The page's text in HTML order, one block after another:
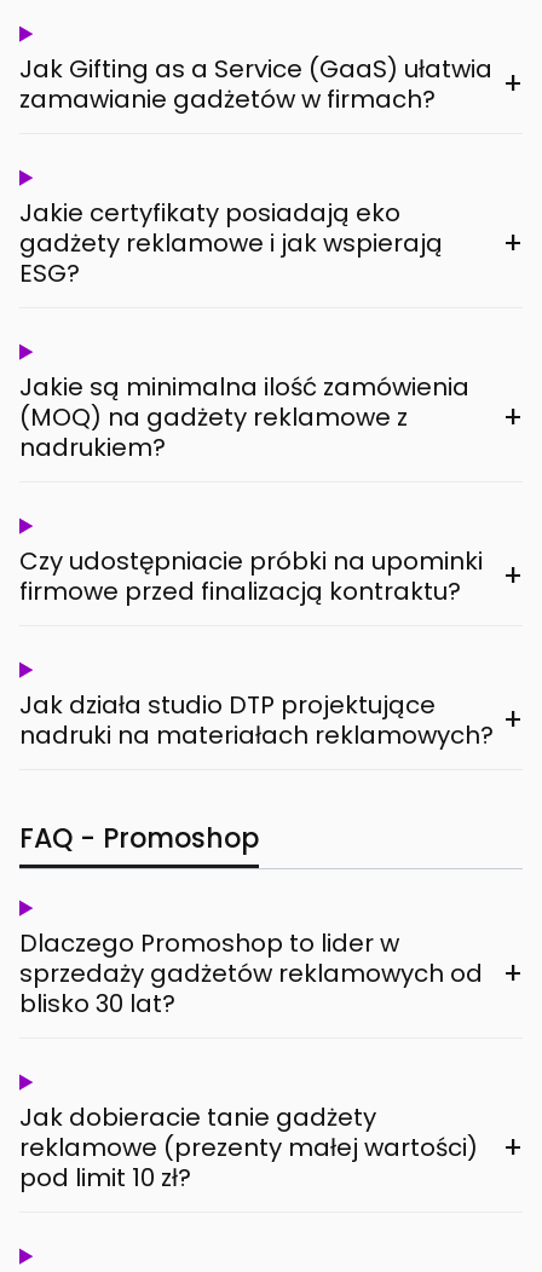
Jak Gifting as a Service (GaaS) ułatwia
zamawianie gadżetów w firmach?
+
Jakie certyfikaty posiadają eko
gadżety reklamowe i jak wspierają
ESG?
+
Jakie są minimalna ilość zamówienia
(MOQ) na gadżety reklamowe z
nadrukiem?
+
Czy udostępniacie próbki na upominki
firmowe przed finalizacją kontraktu?
+
Jak działa studio DTP projektujące
nadruki na materiałach reklamowych? +
FAQ - Promoshop
Dlaczego Promoshop to lider w
sprzedaży gadżetów reklamowych od
blisko 30 lat?
+
Jak dobieracie tanie gadżety
reklamowe (prezenty małej wartości)
pod limit 10 zł?
+